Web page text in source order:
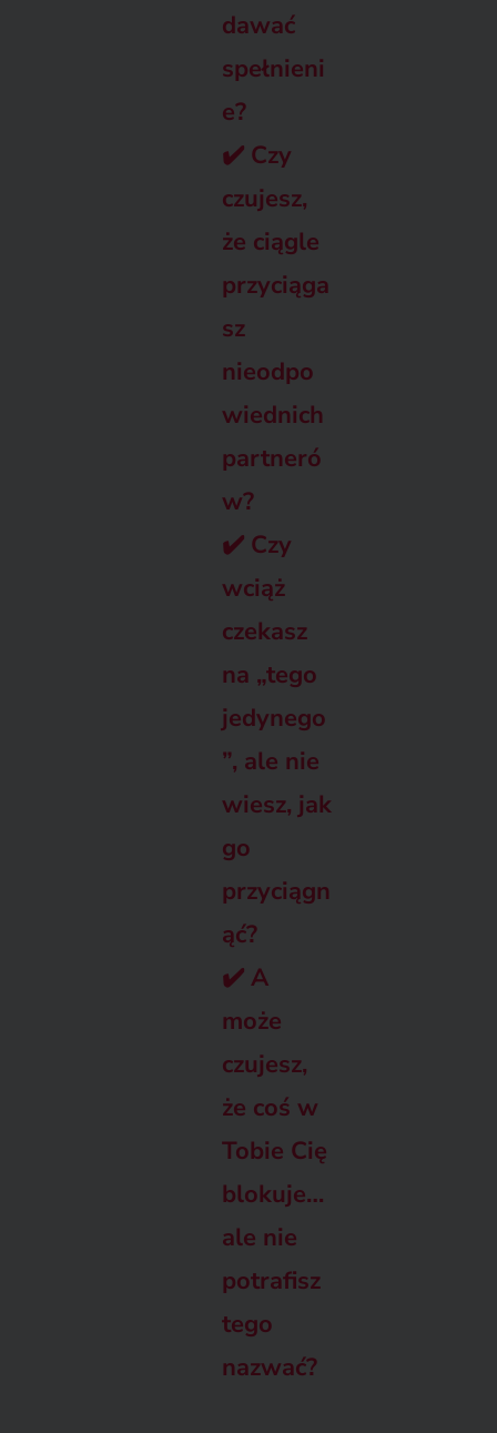
dawać
spełnieni
e?
✔️Czy
czujesz,
że ciągle
przyciąga
sz
nieodpo
wiednich
partneró
w?
✔️Czy
wciąż
czekasz
na „tego
jedynego
”, ale nie
wiesz, jak
go
przyciągn
ąć?
✔️A
może
czujesz,
że coś w
Tobie Cię
blokuje…
ale nie
potrafisz
tego
nazwać?